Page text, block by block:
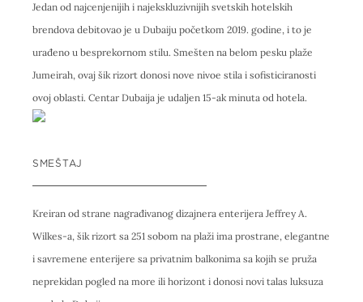
Jedan od najcenjenijih i najekskluzivnijih svetskih hotelskih
brendova debitovao je u Dubaiju početkom 2019. godine, i to je
urađeno u besprekornom stilu. Smešten na belom pesku plaže
Jumeirah, ovaj šik rizort donosi nove nivoe stila i sofisticiranosti
ovoj oblasti. Centar Dubaija je udaljen 15-ak minuta od hotela.
SMEŠTAJ
Kreiran od strane nagrađivanog dizajnera enterijera Jeffrey A.
Wilkes-a, šik rizort sa 251 sobom na plaži ima prostrane, elegantne
i savremene enterijere sa privatnim balkonima sa kojih se pruža
neprekidan pogled na more ili horizont i donosi novi talas luksuza